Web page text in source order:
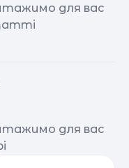
для вас
для вас